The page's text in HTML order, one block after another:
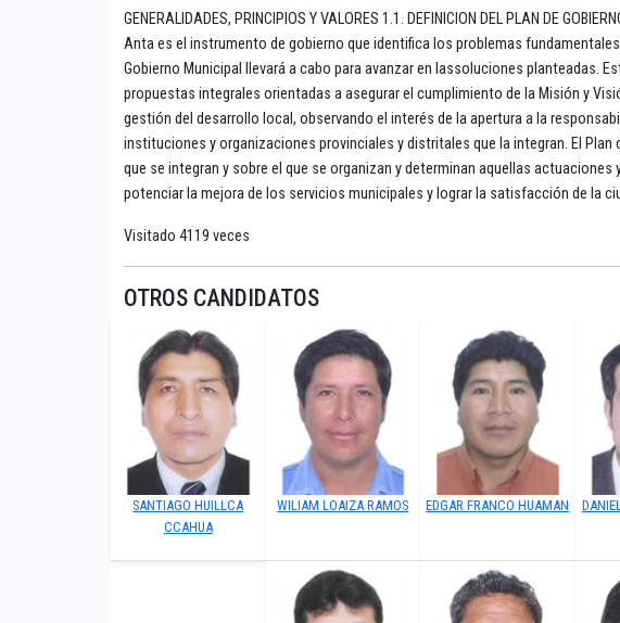
GENERALIDADES, PRINCIPIOS Y VALORES 1.1. DEFINICION DEL PLAN DE
Anta es el instrumento de gobierno que identifica los problemas
Gobierno Municipal llevará a cabo para avanzar en lassoluciones planteadas.
propuestas integrales orientadas a asegurar el cumplimiento de la Misión y
gestión del desarrollo local, observando el interés de la apertura a la
instituciones y organizaciones provinciales y distritales que la integran. El Plan
que se integran y sobre el que se organizan y determinan aquellas
potenciar la mejora de los servicios municipales y lograr la satisfacción de la
Visitado 4119 veces
OTROS CANDIDATOS
SANTIAGO HUILLCA
CCAHUA
WILIAM LOAIZA RAMOS EDGAR FRANCO HUAMAN